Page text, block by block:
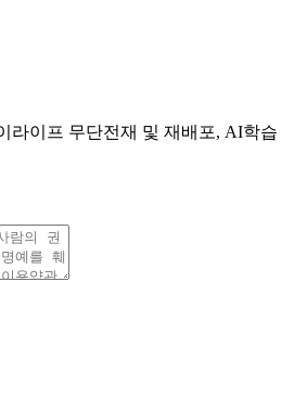
라이프 무단전재 및 재배포, AI학습